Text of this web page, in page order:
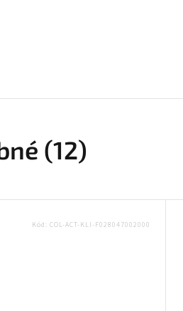
(12)
Kód:COL-ACT-KLI-F028047002000